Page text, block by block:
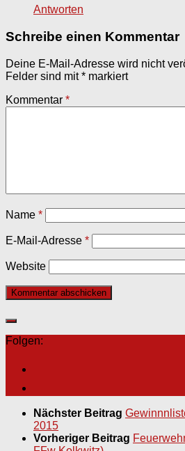
Antworten
Schreibe einen Kommentar
Deine E-Mail-Adresse wird nicht
Felder sind mit* markiert
Kommentar *
Name *
E-Mail-Adresse *
Website
Folgen:
Nächster Beitrag
2015
Vorheriger Beitrag